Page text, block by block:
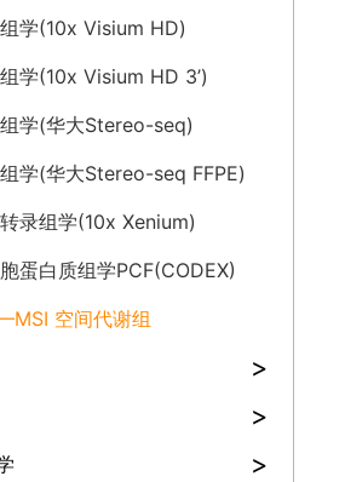
学(10x Visium HD)
学(10x Visium HD 3’)
学(华大Stereo-seq)
学(华大Stereo-seq FFPE)
录组学(10x Xenium)
蛋白质组学PCF(CODEX)
空间代谢组
>
>
>